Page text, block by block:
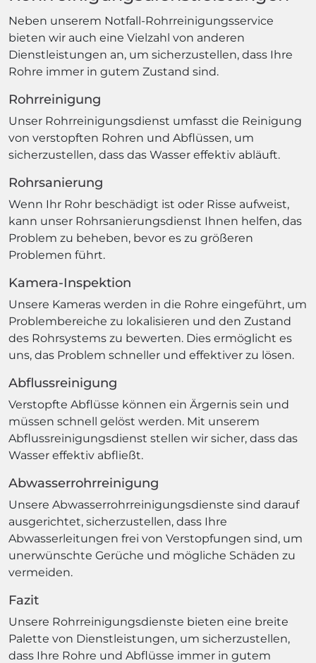
Neben unserem Notfall-Rohrreinigungsservice
bieten wir auch eine Vielzahl von anderen
Dienstleistungen an, um sicherzustellen, dass Ihre
Rohre immer in gutem Zustand sind.
Rohrreinigung
Unser Rohrreinigungsdienst umfasst die Reinigung
von verstopften Rohren und Abflüssen, um
sicherzustellen, dass das Wasser effektiv abläuft.
Rohrsanierung
Wenn Ihr Rohr beschädigt ist oder Risse aufweist,
kann unser Rohrsanierungsdienst Ihnen helfen, das
Problem zu beheben, bevor es zu größeren
Problemen führt.
Kamera-Inspektion
Unsere Kameras werden in die Rohre eingeführt, um
Problembereiche zu lokalisieren und den Zustand
des Rohrsystems zu bewerten. Dies ermöglicht es
uns, das Problem schneller und effektiver zu lösen.
Abflussreinigung
Verstopfte Abflüsse können ein Ärgernis sein und
müssen schnell gelöst werden. Mit unserem
Abflussreinigungsdienst stellen wir sicher, dass das
Wasser effektiv abfließt.
Abwasserrohrreinigung
Unsere Abwasserrohrreinigungsdienste sind darauf
ausgerichtet, sicherzustellen, dass Ihre
Abwasserleitungen frei von Verstopfungen sind, um
unerwünschte Gerüche und mögliche Schäden zu
vermeiden.
Fazit
Unsere Rohrreinigungsdienste bieten eine breite
Palette von Dienstleistungen, um sicherzustellen,
dass Ihre Rohre und Abflüsse immer in gutem